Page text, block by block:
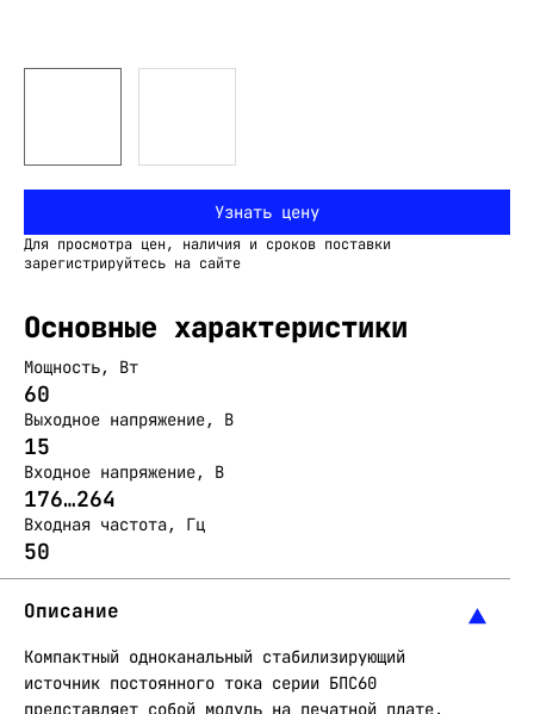
Узнать цену
Для просмотра цен, наличия и сроков поставки
зарегистрируйтесь на сайте
Основные характеристики
Мощность, Вт
60
Выходное напряжение, В
15
Входное напряжение, В
176…264
Входная частота, Гц
50
Описание
Компактный одноканальный стабилизирующий
источник постоянного тока серии БПС60
представляет собой модуль на печатной плате,